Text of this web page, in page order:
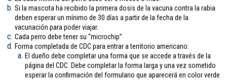
Si la mascota ha recibido la primera dosis de la vacuna contra la rabia
deben esperar un mínimo de 30 días a partir de la fecha de la
vacunación para poder viajar.
Cada perro debe tener su “microchip”
Forma completada de CDC para entrar a territorio americano:
El dueño debe completar una forma que se accede a través de la
página del CDC. Debe completar la forma larga y una vez sometido
esperar la confirmación del formulario que aparecerá en color verde